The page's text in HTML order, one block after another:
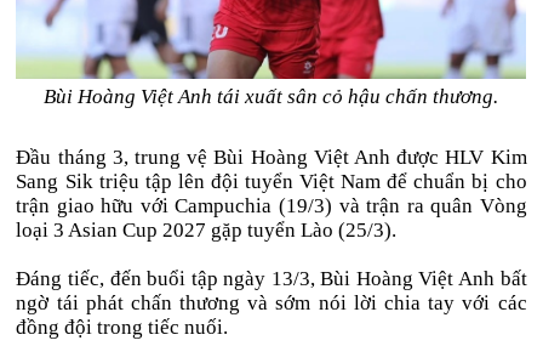
Bùi Hoàng Việt Anh tái xuất sân cỏ hậu chấn thương.
Đầu tháng 3, trung vệ Bùi Hoàng Việt Anh được HLV Kim
Sang Sik triệu tập lên đội tuyển Việt Nam để chuẩn bị cho
trận giao hữu với Campuchia (19/3) và trận ra quân Vòng
loại 3 Asian Cup 2027 gặp tuyển Lào (25/3).
Đáng tiếc, đến buổi tập ngày 13/3, Bùi Hoàng Việt Anh bất
ngờ tái phát chấn thương và sớm nói lời chia tay với các
đồng đội trong tiếc nuối.